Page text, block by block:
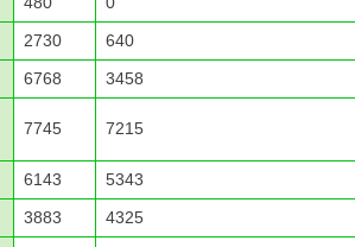
2730 640
6768 3458
7745 7215
6143 5343
3883 4325